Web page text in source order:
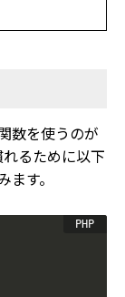
関数を使うのが
るために以下
す。